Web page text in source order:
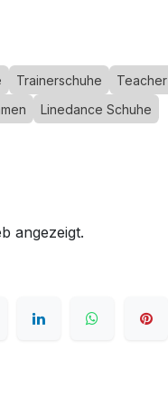
Trainerschuhe
Teacher
Linedance Schuhe
angezeigt.